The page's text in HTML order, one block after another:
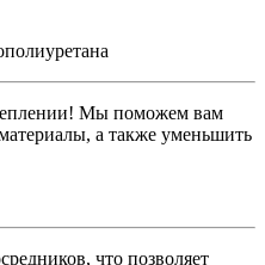
Мы поможем вам
а также уменьшить
что позволяет